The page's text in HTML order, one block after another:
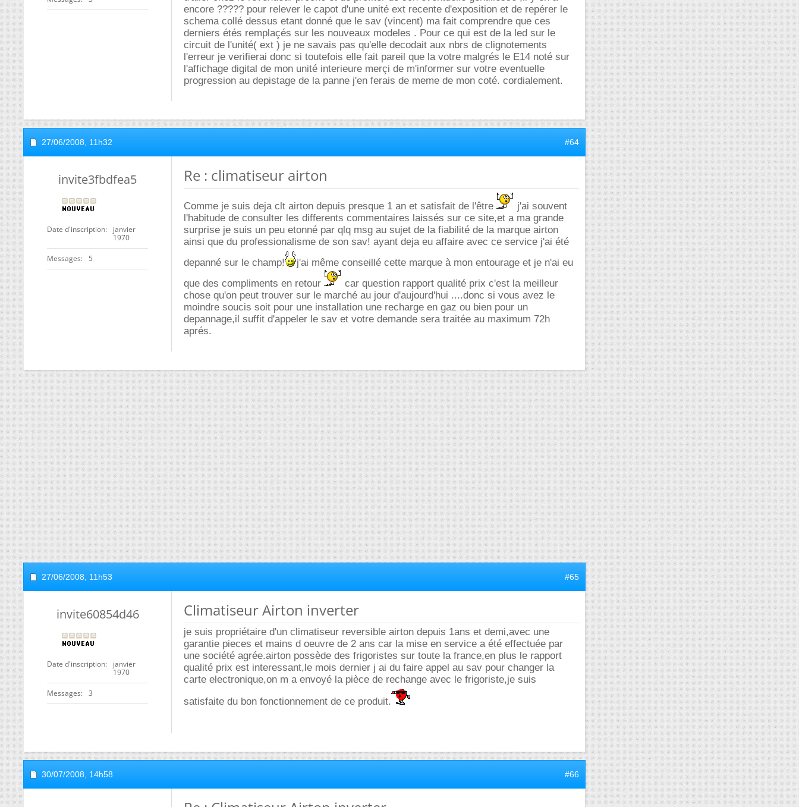
encore ????? pour relever le capot d'une unité ext recente d'exposition et de repérer le
schema collé dessus etant donné que le sav (vincent) ma fait comprendre que ces
derniers étés remplaçés sur les nouveaux modeles . Pour ce qui est de la led sur le
circuit de l'unité( ext ) je ne savais pas qu'elle decodait aux nbrs de clignotements
l'erreur je verifierai donc si toutefois elle fait pareil que la votre malgrés le E14 noté sur
l'affichage digital de mon unité interieure merçi de m'informer sur votre eventuelle
progression au depistage de la panne j'en ferais de meme de mon coté. cordialement.
27/06/2008, 11h32 #64
invite3fbdfea5
Date d'inscription
janvier
1970
Messages 5
Re : climatiseur airton
Comme je suis deja clt airton depuis presque 1 an et satisfait de l'être
j'ai souvent
l'habitude de consulter les differents commentaires laissés sur ce site,et a ma grande
surprise je suis un peu etonné par qlq msg au sujet de la fiabilité de la marque airton
ainsi que du professionalisme de son sav! ayant deja eu affaire avec ce service j'ai été
depanné sur le champ!
j'ai même conseillé cette marque à mon entourage et je n'ai eu
que des compliments en retour
car question rapport qualité prix c'est la meilleur
chose qu'on peut trouver sur le marché au jour d'aujourd'hui ....donc si vous avez le
moindre soucis soit pour une installation une recharge en gaz ou bien pour un
depannage,il suffit d'appeler le sav et votre demande sera traitée au maximum 72h
aprés.
27/06/2008, 11h53 #65
invite60854d46
Date d'inscription
janvier
1970
Messages 3
Climatiseur Airton inverter
je suis propriétaire d'un climatiseur reversible airton depuis 1ans et demi,avec une
garantie pieces et mains d oeuvre de 2 ans car la mise en service a été effectuée par
une société agrée.airton possède des frigoristes sur toute la france,en plus le rapport
qualité prix est interessant,le mois dernier j ai du faire appel au sav pour changer la
carte electronique,on m a envoyé la pièce de rechange avec le frigoriste,je suis
satisfaite du bon fonctionnement de ce produit.
30/07/2008, 14h58 #66